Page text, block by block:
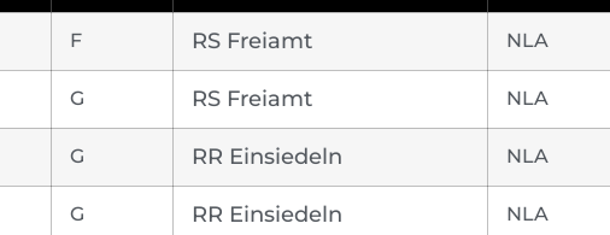
F RS Freiamt NLA
G RS Freiamt NLA
G RR Einsiedeln NLA
G RR Einsiedeln NLA